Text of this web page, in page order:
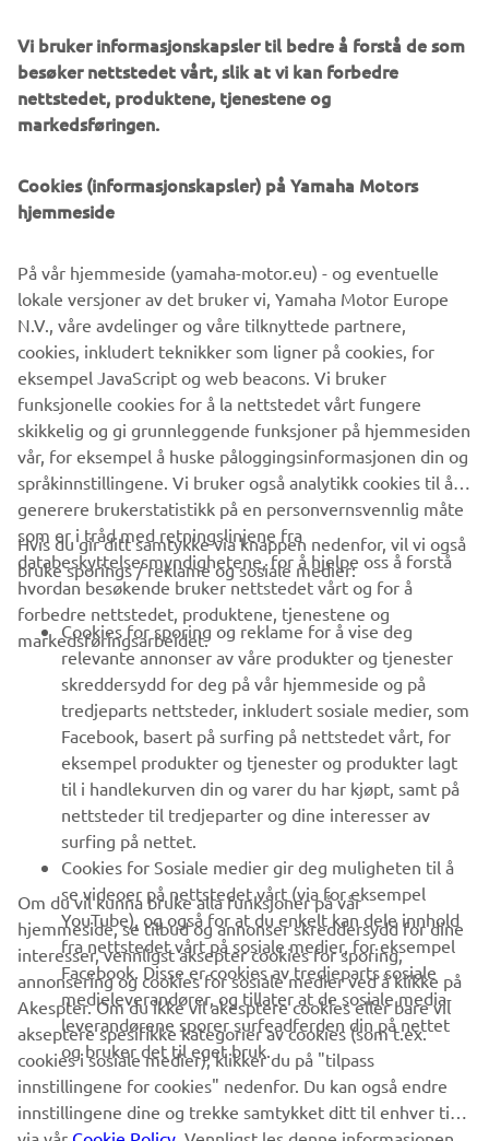
HVA DU BØR LESE NÅ
Fremme energi- og materialeffektivitet
Les mer
VIRKSOMHET
B2B
UTFORSK YAMAHA
FAQ & SUPPORT
NYHETSBREV
Vær den første til å lære om de siste tilbudene, spesielle
arrangementer, nye utgivelser og mye mer
ABONNER
Les vår personvernerklæring for å lære hvordan vi behandler dine
personopplysninger: Retningslinjer for Personvern
Norway (Norwegian)
Vi bruker informasjonskapsler til bedre å forstå de som
besøker nettstedet vårt, slik at vi kan forbedre
nettstedet, produktene, tjenestene og
markedsføringen.
Cookies (informasjonskapsler) på Yamaha Motors
hjemmeside
På vår hjemmeside (yamaha-motor.eu) - og eventuelle
lokale versjoner av det bruker vi, Yamaha Motor Europe
N.V., våre avdelinger og våre tilknyttede partnere,
cookies, inkludert teknikker som ligner på cookies, for
eksempel JavaScript og web beacons. Vi bruker
funksjonelle cookies for å la nettstedet vårt fungere
skikkelig og gi grunnleggende funksjoner på hjemmesiden
vår, for eksempel å huske påloggingsinformasjonen din og
språkinnstillingene. Vi bruker også analytikk cookies til å
generere brukerstatistikk på en personvernsvennlig måte
som er i tråd med retningslinjene fra
databeskyttelsesmyndighetene, for å hjelpe oss å forstå
hvordan besøkende bruker nettstedet vårt og for å
forbedre nettstedet, produktene, tjenestene og
markedsføringsarbeidet.
Hvis du gir ditt samtykke via knappen nedenfor, vil vi også
bruke sporings / reklame og sosiale medier:
Cookies for sporing og reklame for å vise deg
relevante annonser av våre produkter og tjenester
skreddersydd for deg på vår hjemmeside og på
tredjeparts nettsteder, inkludert sosiale medier, som
Facebook, basert på surfing på nettstedet vårt, for
eksempel produkter og tjenester og produkter lagt
til i handlekurven din og varer du har kjøpt, samt på
nettsteder til tredjeparter og dine interesser av
surfing på nettet.
Cookies for Sosiale medier gir deg muligheten til å
se videoer på nettstedet vårt (via for eksempel
YouTube), og også for at du enkelt kan dele innhold
fra nettstedet vårt på sosiale medier, for eksempel
Facebook. Disse er cookies av tredjeparts sosiale
medieleverandører, og tillater at de sosiale media-
leverandørene sporer surfeadferden din på nettet
og bruker det til eget bruk.
Om du vil kunna bruke alla funksjoner på vår
hjemmeside, se tilbud og annonser skreddersydd for dine
interesser, vennligst aksepter cookies for sporing,
annonsering og cookies for sosiale medier ved å klikke på
Akespter. Om du ikke vil akesptere cookies eller bare vil
akseptere spesifikke kategorier av cookies (som t.ex.
cookies i sosiale medier), klikker du på "tilpass
innstillingene for cookies" nedenfor. Du kan også endre
innstillingene dine og trekke samtykket ditt til enhver tid
via vår Cookie Policy . Vennligst les denne informasjonen